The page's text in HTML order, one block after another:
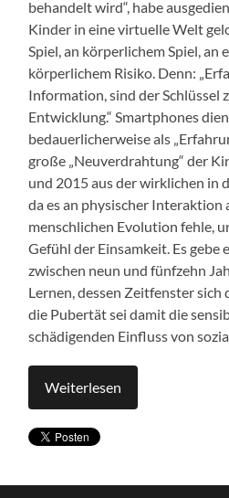
behandelt wird“, habe
Kinder in eine virtuelle Welt
Spiel, an körperlichem Spiel, an
körperlichem Risiko. Denn:
Information, sind der Schlüssel
Entwicklung.“ Smartphones
bedauerlicherweise als
große „Neuverdrahtung“ der
und 2015 aus der wirklichen in
da es an physischer Interaktion
menschlichen Evolution fehle,
Gefühl der Einsamkeit. Es gebe
zwischen neun und fünfzehn
Lernen, dessen Zeitfenster sich
die Pubertät sei damit die
schädigenden Einfluss von
Weiterlesen